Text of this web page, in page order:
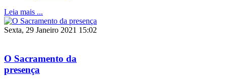
Leia mais ...
Sexta, 29 Janeiro 2021 15:02
O Sacramento da
presença